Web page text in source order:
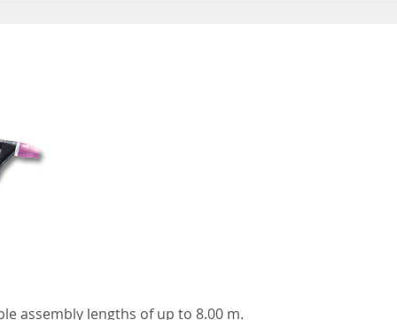
assembly lengths of up to 8.00 m.